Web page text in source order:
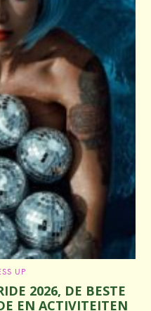
UP
2026, DE BESTE
EN ACTIVITEITEN